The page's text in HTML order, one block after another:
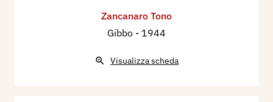
Zancanaro Tono
Gibbo - 1944
Visualizza scheda